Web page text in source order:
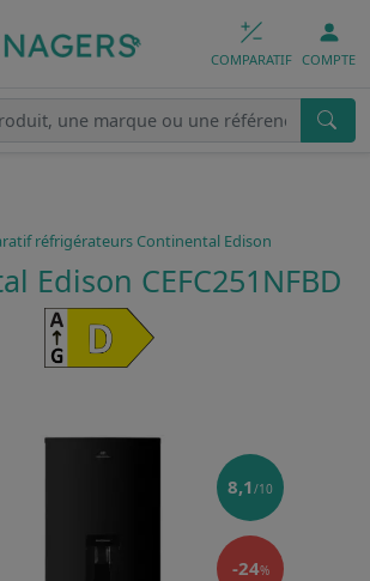
COMPARATIF COMPTE
réfrigérateurs Continental Edison
Edison CEFC251NFBD
8,1 /10
-24%